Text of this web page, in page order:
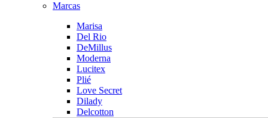
Marcas
Marisa
Del Rio
DeMillus
Moderna
Lucitex
Plié
Love Secret
Dilady
Delcotton